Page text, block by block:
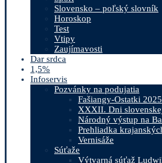
Slovensko – poľský slovník
Horoskop
Test
Vtipy
Zaujímavosti
Dar srdca
1,5%
Infoservis
Pozvánky na podujatia
Fašiangy-Ostatki 2025
XXXII. Dni
Národný výstup na
Prehliadka
Vernisáže
Súťaže
Výtvarná súťaž